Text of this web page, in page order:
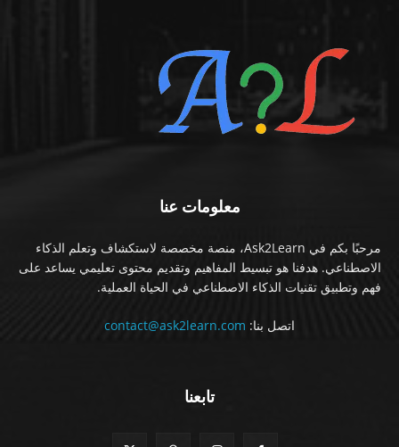
معلومات عنا
مرحبًا بكم في Ask2Learn، منصة مخصصة لاستكشاف وتعلم الذكاء
الاصطناعي. هدفنا هو تبسيط المفاهيم وتقديم محتوى تعليمي يساعد على
فهم وتطبيق تقنيات الذكاء الاصطناعي في الحياة العملية.
اتصل بنا: contact@ask2learn.com
تابعنا